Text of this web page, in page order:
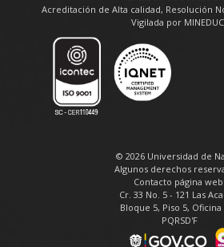
Acreditación de Alta calidad, Resolución
Vigilada por
© 2026 Universidad de
Algunos derechos
Contacto página web:
Cr. 33 No. 5 - 121 Las
Bloque 5, Piso 5, Oficina
PQRSD'F